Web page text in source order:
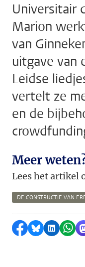
Universitair
Marion
van
uitgave van
Leidse
vertelt ze
en de
Meer
Lees het artikel
DE CONSTRUCTIE VAN
Delen op
Delen via
Delen